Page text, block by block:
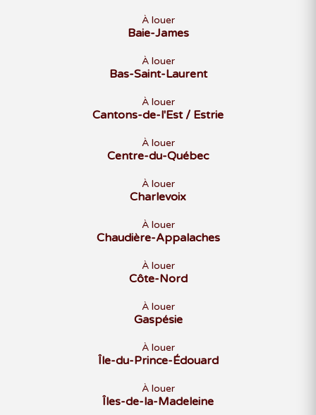
À louer
Baie-James
À louer
Bas-Saint-Laurent
À louer
Cantons-de-l'Est / Estrie
À louer
Centre-du-Québec
À louer
Charlevoix
À louer
Chaudière-Appalaches
À louer
Côte-Nord
À louer
Gaspésie
À louer
Île-du-Prince-Édouard
À louer
Îles-de-la-Madeleine